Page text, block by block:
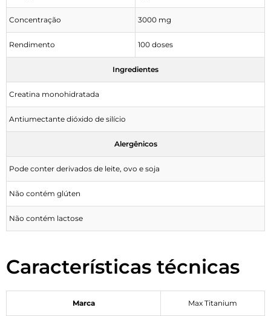
Concentração 3000 mg
Rendimento 100 doses
Ingredientes
Creatina monohidratada
Antiumectante dióxido de silício
Alergênicos
Pode conter derivados de leite, ovo e soja
Não contém glúten
Não contém lactose
Características técnicas
Marca Max Titanium